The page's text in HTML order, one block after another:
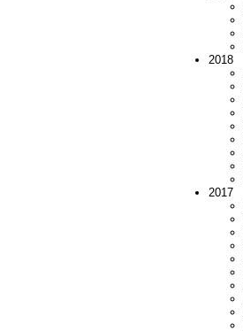
2018
2017